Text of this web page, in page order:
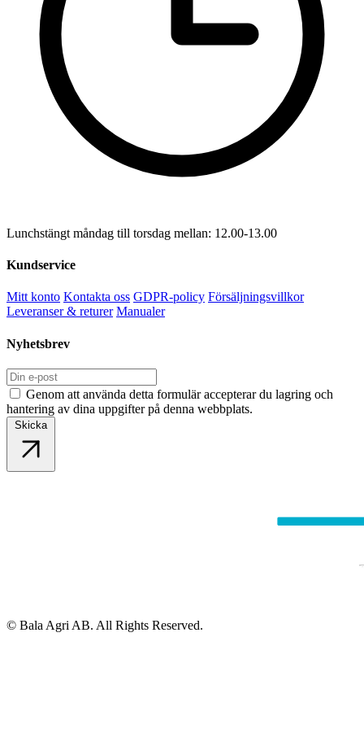
Lunchstängt måndag till torsdag mellan: 12.00-13.00
Kundservice
Mitt konto Kontakta oss GDPR-policy Försäljningsvillkor
Leveranser & returer Manualer
Nyhetsbrev
Genom att använda detta formulär accepterar du lagring och
hantering av dina uppgifter på denna webbplats.
Skicka
© Bala Agri AB. All Rights Reserved.